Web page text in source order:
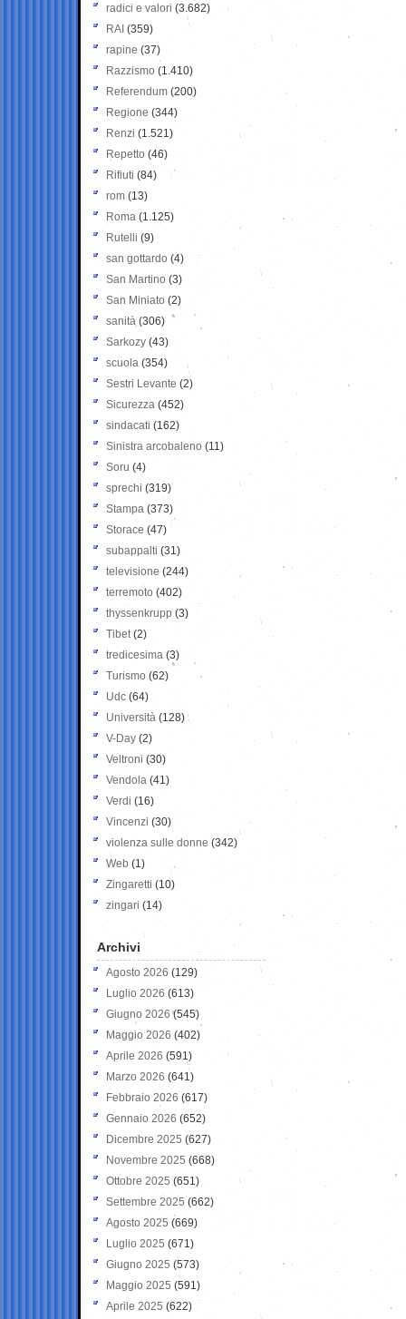
radici e valori (3.682)
RAI (359)
rapine (37)
Razzismo (1.410)
Referendum (200)
Regione (344)
Renzi (1.521)
Repetto (46)
Rifiuti (84)
rom (13)
Roma (1.125)
Rutelli (9)
san gottardo (4)
San Martino (3)
San Miniato (2)
sanità (306)
Sarkozy (43)
scuola (354)
Sestri Levante (2)
Sicurezza (452)
sindacati (162)
Sinistra arcobaleno (11)
Soru (4)
sprechi (319)
Stampa (373)
Storace (47)
subappalti (31)
televisione(244)
terremoto (402)
thyssenkrupp (3)
Tibet(2)
tredicesima (3)
Turismo (62)
Udc (64)
Università (128)
V-Day (2)
Veltroni (30)
Vendola (41)
Verdi (16)
Vincenzi (30)
violenza sulle donne (342)
Web (1)
Zingaretti (10)
zingari (14)
Archivi
Agosto 2026 (129)
Luglio 2026 (613)
Giugno 2026 (545)
Maggio 2026 (402)
Aprile 2026 (591)
Marzo 2026 (641)
Febbraio 2026 (617)
Gennaio 2026 (652)
Dicembre 2025 (627)
Novembre 2025 (668)
Ottobre 2025 (651)
Settembre 2025 (662)
Agosto 2025 (669)
Luglio 2025 (671)
Giugno 2025 (573)
Maggio 2025 (591)
Aprile 2025 (622)